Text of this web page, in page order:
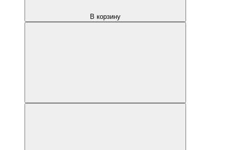
В корзину